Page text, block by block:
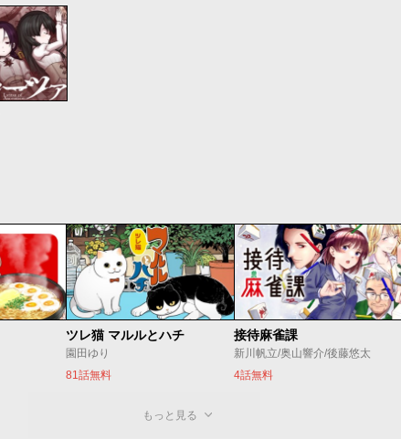
ツレ猫 マルルとハチ
園田ゆり
81話無料
接待麻雀課
新川帆立/奥山響介/後藤悠太
4話無料
もっと見る